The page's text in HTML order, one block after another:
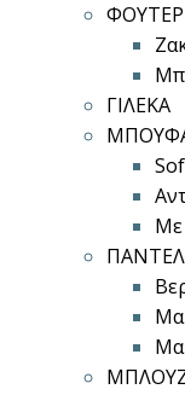
ΦΟΥΤΕΡ
ΓΙΛΕΚΑ
Με